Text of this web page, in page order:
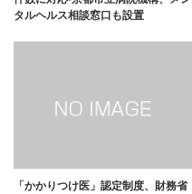
タルヘルス相談窓口も設置
「かかりつけ医」認定制度、財務省